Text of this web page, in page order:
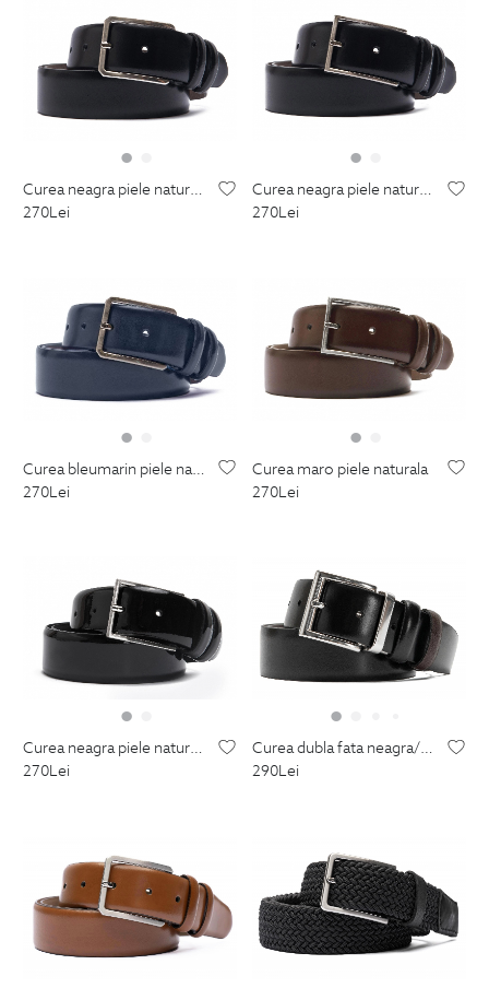
curea neagra piele naturala
270Lei
curea neagra piele naturala
270Lei
curea bleumarin piele naturala
270Lei
curea maro piele naturala
270Lei
curea neagra piele naturala
270Lei
curea dubla fata neagra/maro piele naturala
290Lei